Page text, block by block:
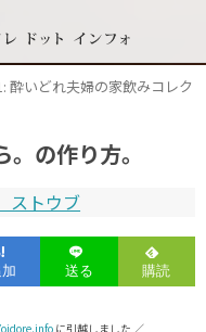
酔いどれ夫婦の家飲みコレク
の作り方。
ストウブ
に引越しました ／